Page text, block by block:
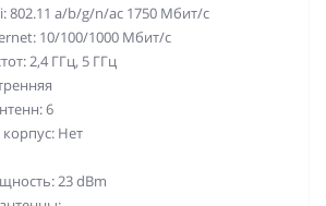
802.11 a/b/g/n/ac 1750 Мбит/с
10/100/1000 Мбит/с
2,4 ГГц, 5 ГГц
6
Нет
23 dBm